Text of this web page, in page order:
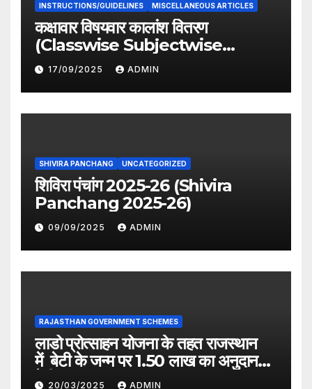
INSTRUCTIONS/GUIDELINES
MISCELLANEOUS ARTICLES
कक्षावार विषयवार कालांश वितरण
(Classwise Subjectwise
period distribution)
17/09/2025 ADMIN
SHIVIRA PANCHANG UNCATEGORIZED
शिविरा पंचांग 2025-26 (Shivira
Panchang 2025-26)
09/09/2025 ADMIN
RAJASTHAN GOVERNMENT SCHEMES
लाडो प्रोत्साहन योजना के तहत राजस्थान
में बेटी के जन्म पर 1.50 लाख का अनुदान
देगी सरकार
20/03/2025 ADMIN